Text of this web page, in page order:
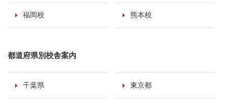
福岡校 熊本校
都道府県別校舎案内
千葉県 東京都